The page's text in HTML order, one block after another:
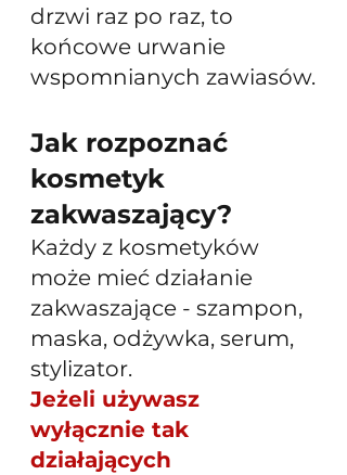
drzwi raz po raz, to
końcowe urwanie
wspomnianych zawiasów.
Jak rozpoznać
kosmetyk
zakwaszający?
Każdy z kosmetyków
może mieć działanie
zakwaszające - szampon,
maska, odżywka, serum,
stylizator.
Jeżeli używasz
wyłącznie tak
działających